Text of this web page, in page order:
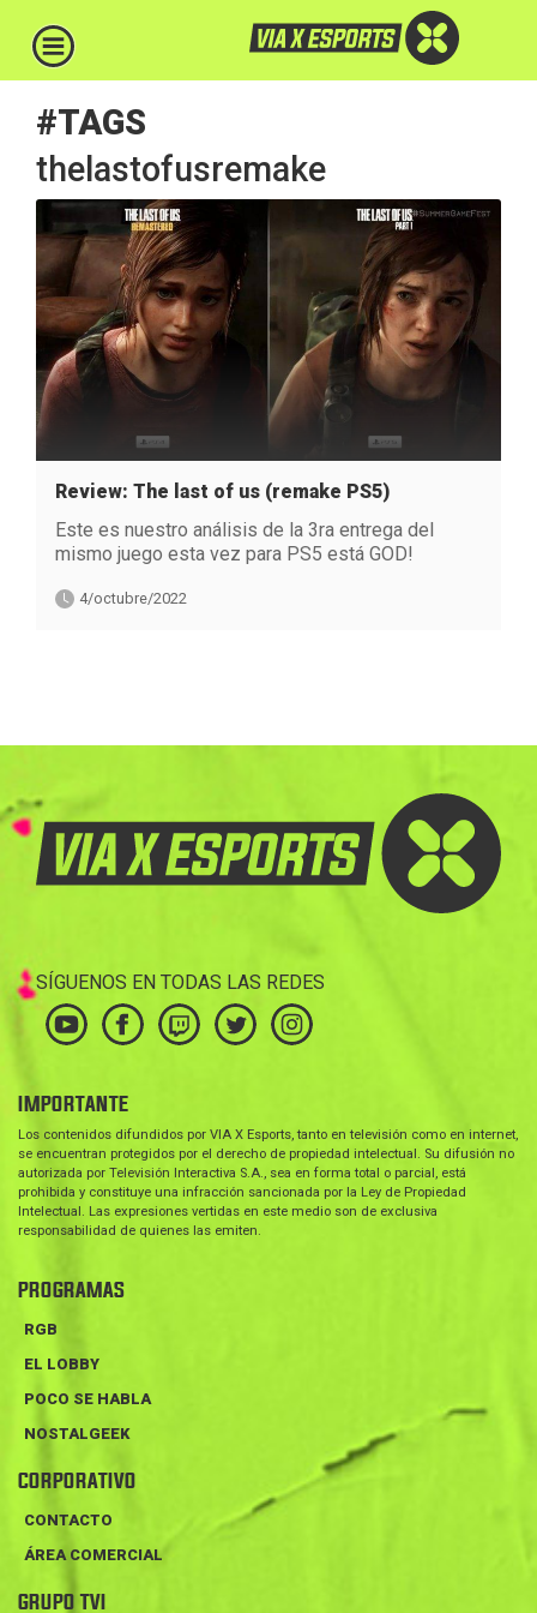
#TAGS
thelastofusremake
Review: The last of us (remake PS5)
Este es nuestro análisis de la 3ra entrega del
mismo juego esta vez para PS5 está GOD!
4/octubre/2022
SÍGUENOS EN TODAS LAS REDES
IMPORTANTE
Los contenidos difundidos por VIA X Esports, tanto en televisión como en internet,
se encuentran protegidos por el derecho de propiedad intelectual. Su difusión no
autorizada por Televisión Interactiva S.A., sea en forma total o parcial, está
prohibida y constituye una infracción sancionada por la Ley de Propiedad
Intelectual. Las expresiones vertidas en este medio son de exclusiva
responsabilidad de quienes las emiten.
PROGRAMAS
RGB
EL LOBBY
POCO SE HABLA
NOSTALGEEK
CORPORATIVO
CONTACTO
ÁREA COMERCIAL
GRUPO TVI